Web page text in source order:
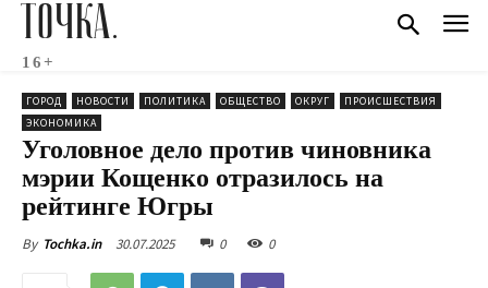
ТОЧКА.
16+
ГОРОД НОВОСТИ ПОЛИТИКА ОБЩЕСТВО ОКРУГ
ПРОИСШЕСТВИЯ
ЭКОНОМИКА
Уголовное дело против чиновника
мэрии Кощенко отразилось на
рейтинге Югры
By Tochka.in 30.07.2025 0 0